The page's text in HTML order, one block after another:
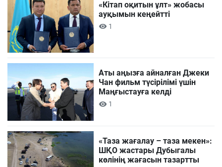
«Кітап оқитын ұлт» жобасы
ауқымын кеңейтті
1
Аты аңызға айналған Джеки
Чан фильм түсірілімі үшін
Маңғыстауға келді
1
«Таза жағалау – таза мекен»:
ШҚО жастары Дубыгалы
көлінің жағасын тазартты